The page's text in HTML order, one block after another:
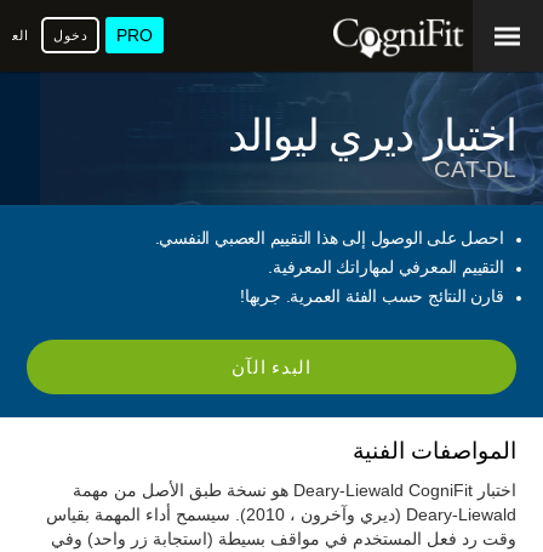
PRO دخول
اختبار ديري ليوالد
CAT-DL
احصل على الوصول إلى هذا التقييم العصبي النفسي.
التقييم المعرفي لمهاراتك المعرفية.
قارن النتائج حسب الفئة العمرية. جربها!
البدء الآن
المواصفات الفنية
اختبار Deary-Liewald CogniFit هو نسخة طبق الأصل من مهمة
Deary-Liewald (ديري وآخرون ، 2010). سيسمح أداء المهمة بقياس
وقت رد فعل المستخدم في مواقف بسيطة (استجابة زر واحد) وفي